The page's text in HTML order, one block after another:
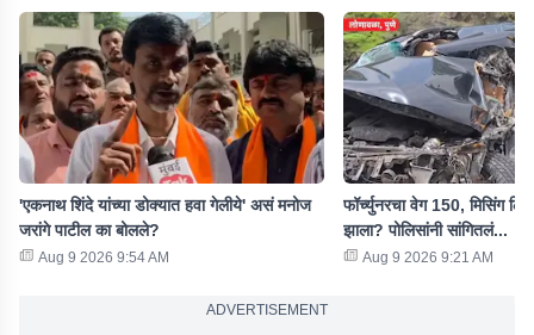
'एकनाथ शिंदे यांच्या डोक्यात हवा गेलीये' असं मनोज
जरांगे पाटील का बोलले?
Aug 9 2026 9:54 AM
फॉर्च्युनरचा वेग 150, मिसिंग
झाला? पोलिसांनी सांगितलं...
Aug 9 2026 9:21 AM
ADVERTISEMENT